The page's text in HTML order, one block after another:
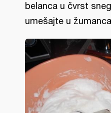
belanca u čvrst
umešajte u